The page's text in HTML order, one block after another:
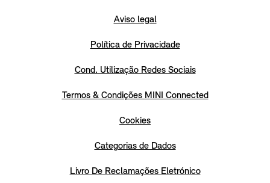
Aviso legal
Política de Privacidade
Cond. Utilização Redes Sociais
Termos & Condições MINI Connected
Cookies
Categorias de Dados
Livro De Reclamações Eletrónico